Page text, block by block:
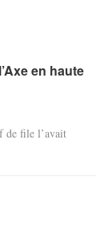
en haute
de file l’avait